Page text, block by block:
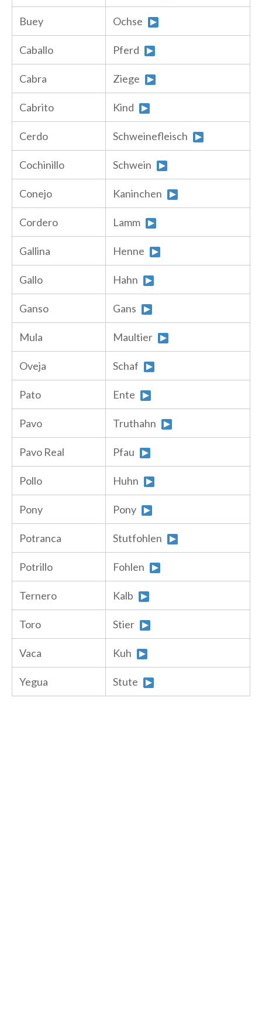
Buey Ochse
Caballo Pferd
Cabra Ziege
Cabrito Kind
Cerdo Schweinefleisch
Cochinillo Schwein
Conejo Kaninchen
Cordero Lamm
Gallina Henne
Gallo Hahn
Ganso Gans
Mula Maultier
Oveja Schaf
Pato Ente
Pavo Truthahn
Pavo Real Pfau
Pollo Huhn
Pony Pony
Potranca Stutfohlen
Potrillo Fohlen
Ternero Kalb
Toro Stier
Vaca Kuh
Yegua Stute